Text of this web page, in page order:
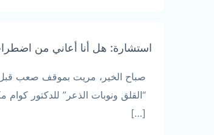
استشارة: هل أنا أعاني من
صباح الخير، مريت بموقف صعب قبل
“القلق ونوبات الذعر” للدكتور
[…]